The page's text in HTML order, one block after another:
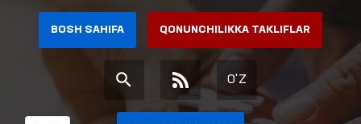
BOSH SAHIFA QONUNCHILIKKA TAKLIFLAR
O'Z